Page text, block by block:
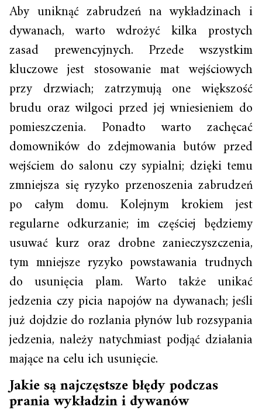
Aby uniknąć zabrudzeń na wykładzinach i
dywanach, warto wdrożyć kilka prostych
zasad prewencyjnych. Przede wszystkim
kluczowe jest stosowanie mat wejściowych
przy drzwiach; zatrzymują one większość
brudu oraz wilgoci przed jej wniesieniem do
pomieszczenia. Ponadto warto zachęcać
domowników do zdejmowania butów przed
wejściem do salonu czy sypialni; dzięki temu
zmniejsza się ryzyko przenoszenia zabrudzeń
po całym domu. Kolejnym krokiem jest
regularne odkurzanie; im częściej będziemy
usuwać kurz oraz drobne zanieczyszczenia,
tym mniejsze ryzyko powstawania trudnych
do usunięcia plam. Warto także unikać
jedzenia czy picia napojów na dywanach; jeśli
już dojdzie do rozlania płynów lub rozsypania
jedzenia, należy natychmiast podjąć działania
mające na celu ich usunięcie.
Jakie są najczęstsze błędy podczas
prania wykładzin i dywanów